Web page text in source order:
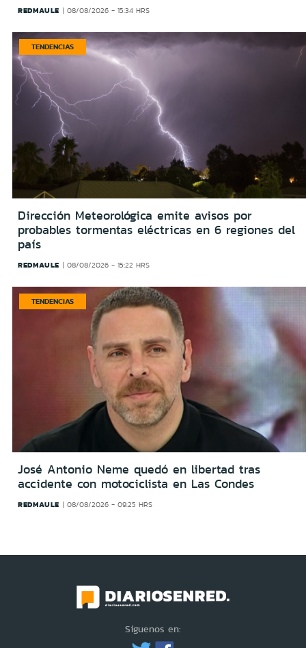
REDMAULE 08/08/2026 - 15:34 HRS
TENDENCIAS
Dirección Meteorológica emite avisos por
probables tormentas eléctricas en 6 regiones del
país
REDMAULE 08/08/2026 - 15:22 HRS
TENDENCIAS
José Antonio Neme quedó en libertad tras
accidente con motociclista en Las Condes
REDMAULE 08/08/2026 - 09:25 HRS
Síguenos en: